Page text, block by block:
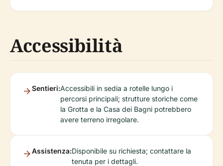
Accessibilità
Sentieri:Accessibili in sedia a rotelle lungo i
percorsi principali; strutture storiche come
la Grotta e la Casa dei Bagni potrebbero
avere terreno irregolare.
Assistenza:Disponibile su richiesta; contattare la
tenuta per i dettagli.